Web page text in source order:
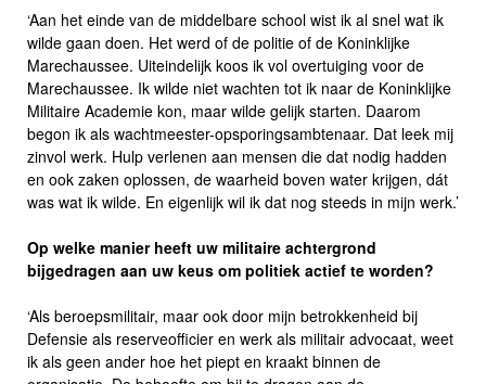
‘Aan het einde van de middelbare school wist ik al snel wat ik
wilde gaan doen. Het werd of de politie of de Koninklijke
Marechaussee. Uiteindelijk koos ik vol overtuiging voor de
Marechaussee. Ik wilde niet wachten tot ik naar de Koninklijke
Militaire Academie kon, maar wilde gelijk starten. Daarom
begon ik als wachtmeester-opsporingsambtenaar. Dat leek mij
zinvol werk. Hulp verlenen aan mensen die dat nodig hadden
en ook zaken oplossen, de waarheid boven water krijgen, dát
was wat ik wilde. En eigenlijk wil ik dat nog steeds in mijn werk.’
Op welke manier heeft uw militaire achtergrond
bijgedragen aan uw keus om politiek actief te worden?
‘Als beroepsmilitair, maar ook door mijn betrokkenheid bij
Defensie als reserveofficier en werk als militair advocaat, weet
ik als geen ander hoe het piept en kraakt binnen de